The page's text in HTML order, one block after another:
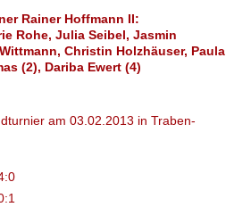
Rainer Hoffmann II:
Rohe, Julia Seibel, Jasmin
Christin Holzhäuser, Paula
(2), Dariba Ewert (4)
am 03.02.2013 in Traben-